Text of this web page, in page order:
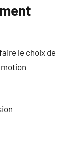
le choix de